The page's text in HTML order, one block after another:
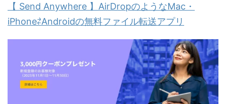
【 Send Anywhere 】AirDropのようなMac・
iPhone⇄Androidの無料ファイル転送アプリ